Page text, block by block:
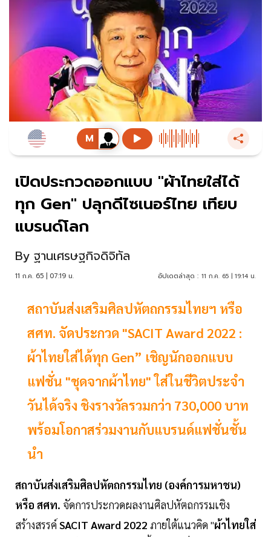
เปิดประกวดออกแบบ "ผ้าไทยใส่ได้
ทุก Gen" ปลุกดีไซเนอร์ไทย เทียบ
แบรนด์โลก
By ฐานเศรษฐกิจดิจิทัล
11 ก.ค. 65 | 07:19 น. อัปเดตล่าสุด : 11 ก.ค. 65 | 19:14 น.
สถาบันส่งเสริมศิลปหัตถกรรมไทยฯ หรือ
สศท. จัดประกวด "SACIT Award 2022 :
ผ้าไทยใส่ได้ทุก Gen” เชิญนักออกแบบ
แฟชั่น "ชุดจากผ้าไทย" ใส่ในชีวิตประจำ
วันได้จริง ชิงรางวัลรวมกว่า 730,000 บาท
พร้อมโอกาสร่วมงานกับแบรนด์แฟชั่นชั้น
นำ
สถาบันส่งเสริมศิลปหัตถกรรมไทย (องค์การมหาชน)
หรือ สศท. จัดการประกวดผลงานศิลปหัตถกรรมเชิง
สร้างสรรค์ SACIT Award 2022 ภายใต้แนวคิด "ผ้าไทยใส่